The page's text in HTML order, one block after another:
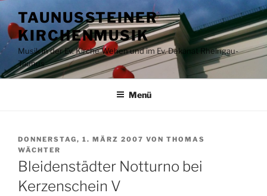
Inhalt
springen
TAUNUSSTEINER
KIRCHENMUSIK
Musik in der Ev. Kirche Wehen und im Ev. Dekanat Rheingau-
Taunus
Menü
VERÖFFENTLICHT
AM
DONNERSTAG, 1. MÄRZ 2007 VON THOMAS
WÄCHTER
Bleidenstädter Notturno bei
Kerzenschein V